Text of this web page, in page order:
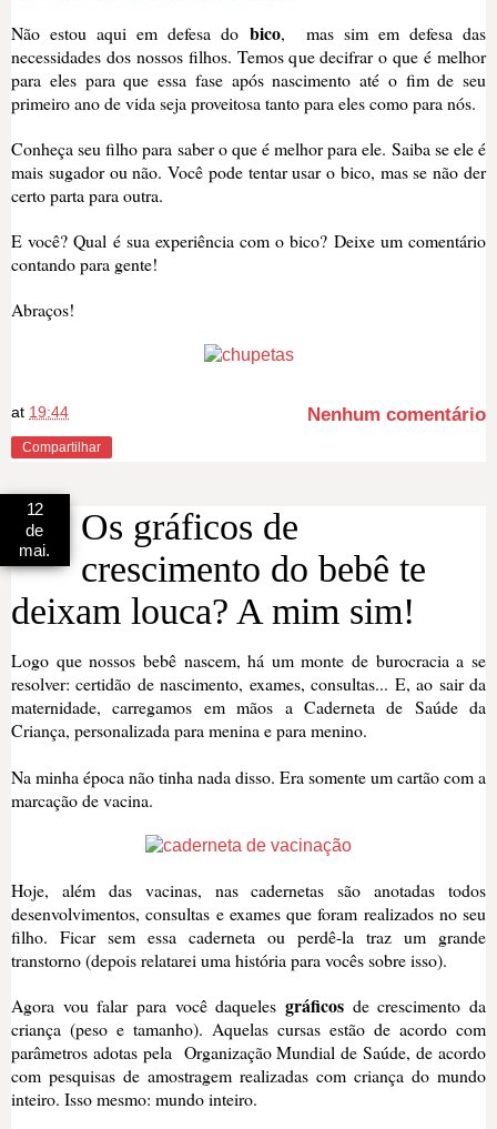
Não estou aqui em defesa do bico, mas sim em defesa das
necessidades dos nossos filhos. Temos que decifrar o que é melhor
para eles para que essa fase após nascimento até o fim de seu
primeiro ano de vida seja proveitosa tanto para eles como para nós.
Conheça seu filho para saber o que é melhor para ele. Saiba se ele é
mais sugador ou não. Você pode tentar usar o bico, mas se não der
certo parta para outra.
E você? Qual é sua experiência com o bico? Deixe um comentário
contando para gente!
Abraços!
at 19:44 Nenhum comentário
Compartilhar
12
de
mai.
Os gráficos de
crescimento do bebê te
deixam louca? A mim sim!
Logo que nossos bebê nascem, há um monte de burocracia a se
resolver: certidão de nascimento, exames, consultas... E, ao sair da
maternidade, carregamos em mãos a Caderneta de Saúde da
Criança, personalizada para menina e para menino.
Na minha época não tinha nada disso. Era somente um cartão com a
marcação de vacina.
Hoje, além das vacinas, nas cadernetas são anotadas todos
desenvolvimentos, consultas e exames que foram realizados no seu
filho. Ficar sem essa caderneta ou perdê-la traz um grande
transtorno (depois relatarei uma história para vocês sobre isso).
Agora vou falar para você daqueles gráficos de crescimento da
criança (peso e tamanho). Aquelas cursas estão de acordo com
parâmetros adotas pela Organização Mundial de Saúde, de acordo
com pesquisas de amostragem realizadas com criança do mundo
inteiro. Isso mesmo: mundo inteiro.